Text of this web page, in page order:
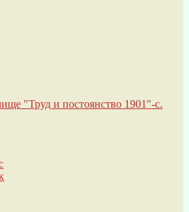
"Труд и постоянство 1901"-с.